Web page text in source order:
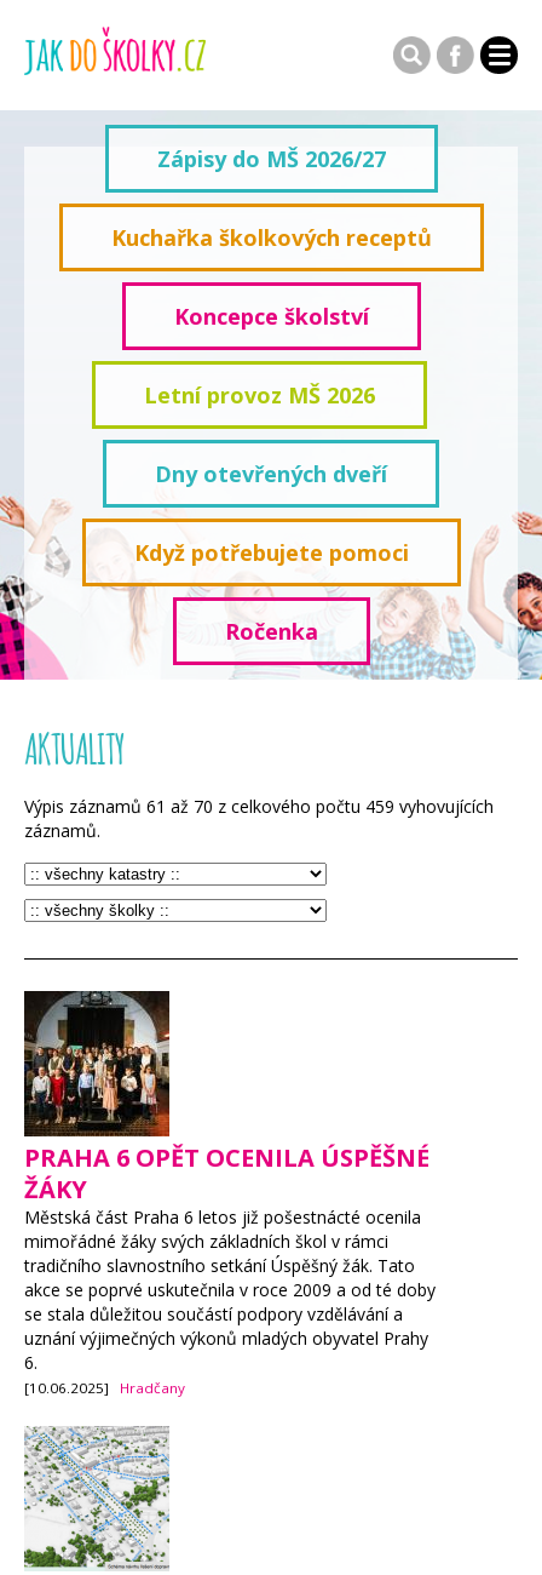
Zápisy do MŠ 2026/27
Kuchařka školkových receptů
Koncepce školství
Letní provoz MŠ 2026
Dny otevřených dveří
Když potřebujete pomoci
Ročenka
AKTUALITY
Výpis záznamů 61 až 70 z celkového počtu 459 vyhovujících
záznamů.
PRAHA 6 OPĚT OCENILA ÚSPĚŠNÉ
ŽÁKY
Městská část Praha 6 letos již pošestnácté ocenila
mimořádné žáky svých základních škol v rámci
tradičního slavnostního setkání Úspěšný žák. Tato
akce se poprvé uskutečnila v roce 2009 a od té doby
se stala důležitou součástí podpory vzdělávání a
uznání výjimečných výkonů mladých obyvatel Prahy
6.
[10.06.2025] Hradčany